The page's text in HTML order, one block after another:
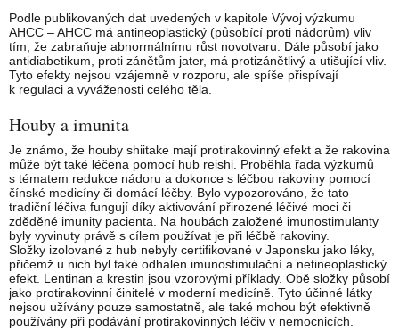
Podle publikovaných dat uvedených v kapitole Vývoj výzkumu
AHCC – AHCC má antineoplastický (působící proti nádorům) vliv
tím, že zabraňuje abnormálnímu růst novotvaru. Dále působí jako
antidiabetikum, proti zánětům jater, má protizánětlivý a utišující vliv.
Tyto efekty nejsou vzájemně v rozporu, ale spíše přispívají
k regulaci a vyváženosti celého těla.
Houby a imunita
Je známo, že houby shiitake mají protirakovinný efekt a že rakovina
může být také léčena pomocí hub reishi. Proběhla řada výzkumů
s tématem redukce nádoru a dokonce s léčbou rakoviny pomocí
čínské medicíny či domácí léčby. Bylo vypozorováno, že tato
tradiční léčiva fungují díky aktivování přirozené léčivé moci či
zděděné imunity pacienta. Na houbách založené imunostimulanty
byly vyvinuty právě s cílem používat je při léčbě rakoviny.
Složky izolované z hub nebyly certifikované v Japonsku jako léky,
přičemž u nich byl také odhalen imunostimulační a netineoplastický
efekt. Lentinan a krestin jsou vzorovými příklady. Obě složky působí
jako protirakovinní činitelé v moderní medicíně. Tyto účinné látky
nejsou užívány pouze samostatně, ale také mohou být efektivně
používány při podávání protirakovinných léčiv v nemocnicích.